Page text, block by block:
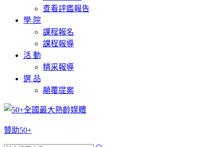
查看評鑑報告
學 院
課程報名
課程報導
活 動
精采報導
選 品
顛覆提案
贊助50+